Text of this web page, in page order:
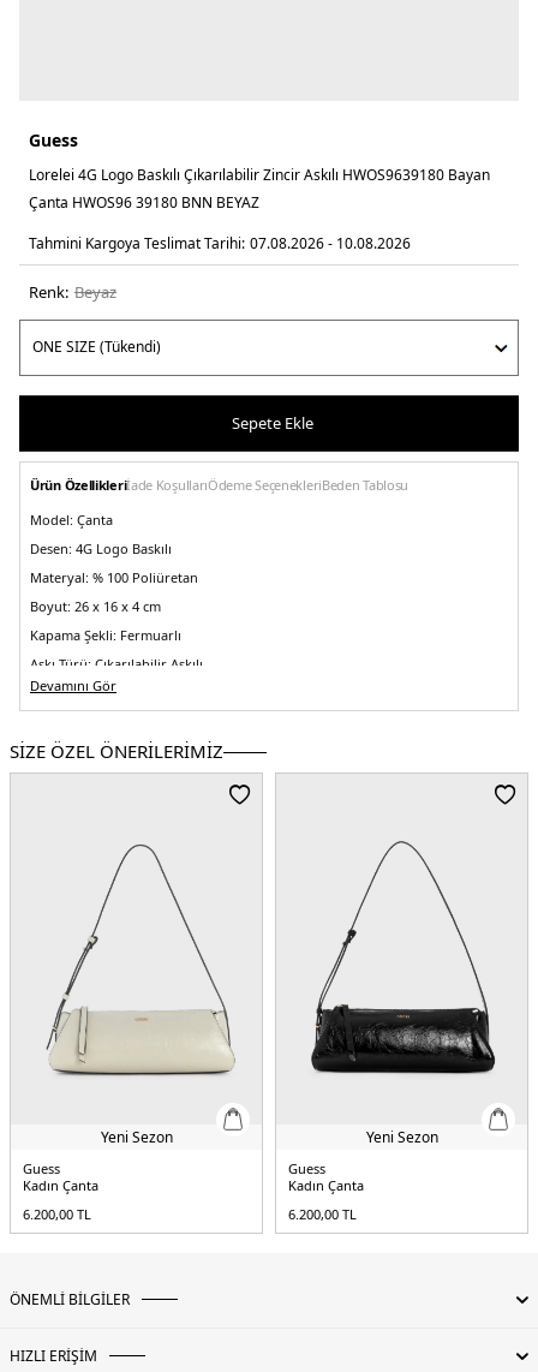
Guess
Lorelei 4G Logo Baskılı Çıkarılabilir Zincir Askılı HWOS9639180 Bayan
Çanta HWOS96 39180 BNN BEYAZ
Tahmini Kargoya Teslimat Tarihi: 07.08.2026 - 10.08.2026
Renk: beyaz
Sepete Ekle
Ürün Özellikleriİade KoşullarıÖdeme SeçenekleriBeden Tablosu
Model: Çanta
Desen: 4G Logo Baskılı
Materyal: % 100 Poliüretan
Boyut: 26 x 16 x 4 cm
Kapama Şekli: Fermuarlı
Askı Türü: Çıkarılabilir Askılı
Menşei:Kamboçya
cm
Devamını Gör
SİZE ÖZEL ÖNERİLERİMİZ
Yeni Sezon
Guess
Kadın Çanta
6.200,00 TL
Yeni Sezon
Guess
Kadın Çanta
6.200,00 TL
ÖNEMLİ BİLGİLER
HIZLI ERİŞİM